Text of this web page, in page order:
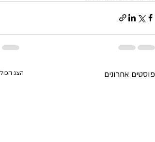
פוסטים אחרונים הצג הכול